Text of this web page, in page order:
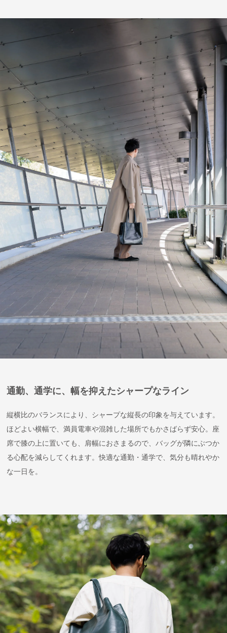
通勤、通学に、幅を抑えたシャープなライン
縦横比のバランスにより、シャープな縦長の印象を与えています。
ほどよい横幅で、満員電車や混雑した場所でもかさばらず安心。座
席で膝の上に置いても、肩幅におさまるので、バッグが隣にぶつか
る心配を減らしてくれます。快適な通勤・通学で、気分も晴れやか
な一日を。